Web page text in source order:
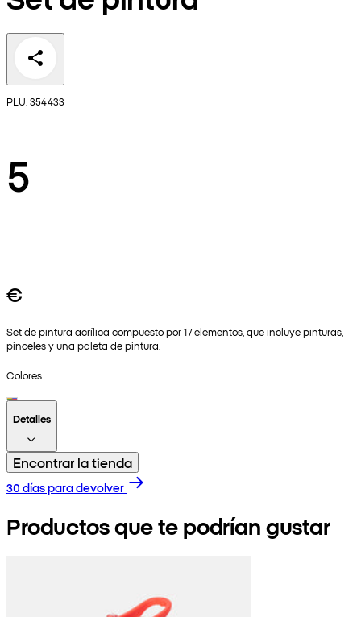
PLU: 354433
5
€
Set de pintura acrílica compuesto por 17 elementos, que incluye pinturas,
pinceles y una paleta de pintura.
Colores
Detalles
Encontrar la tienda
30 días para devolver
Productos que te podrían gustar